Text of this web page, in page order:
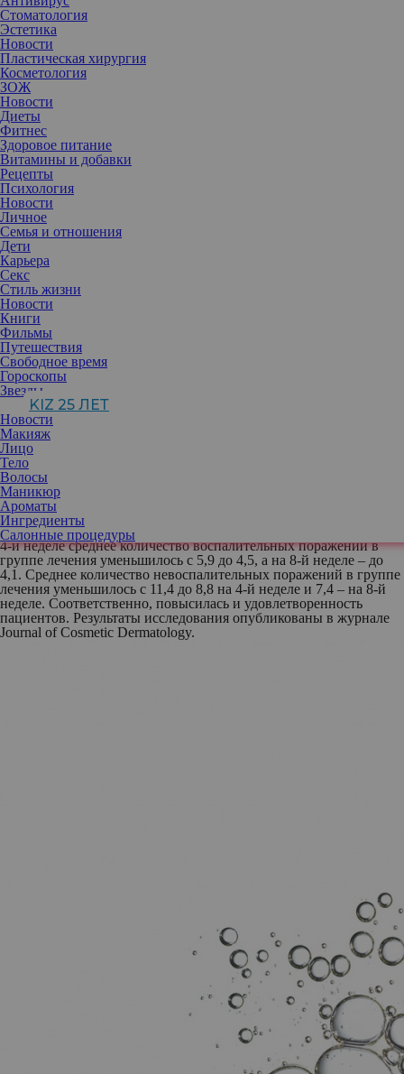
Стоматология
Эстетика
Новости
Пластическая хирургия
Косметология
ЗОЖ
Новости
Диеты
Фитнес
Здоровое питание
Витамины и добавки
Рецепты
Психология
Новости
Личное
Семья и отношения
Дети
Карьера
Секс
Стиль жизни
Новости
Книги
Фильмы
Путешествия
Свободное время
Гороскопы
Звезды
KIZ 25 ЛЕТ
Новости
Макияж
Лицо
Тело
Волосы
Маникюр
Ароматы
Ингредиенты
Салонные процедуры
Южнокорейские дерматологи из Кенбукского национального
университета предложили новый состав для очищения кожи с
акне. Ученые провели тестирование, с применением 5-
аминолевулиновой кислоты* и смеси аминокислот (тирозин-
глицин-глицин-фенилаланин-лейцин). Кожу лица участников с
легкой степенью акне очищали два раза в день в течение двух
месяцев. Каждые две недели проводилось измерение количества
поражений (комедоны, папулы, пустулы и узелки), в конце
исследования оценивалась удовлетворенность пациента. Уже на
4-й неделе среднее количество воспалительных поражений в
группе лечения уменьшилось с 5,9 до 4,5, а на 8-й неделе – до
4,1. Среднее количество невоспалительных поражений в группе
лечения уменьшилось с 11,4 до 8,8 на 4-й неделе и 7,4 – на 8-й
неделе. Соответственно, повысилась и удовлетворенность
пациентов. Результаты исследования опубликованы в журнале
Journal of Cosmetic Dermatology.